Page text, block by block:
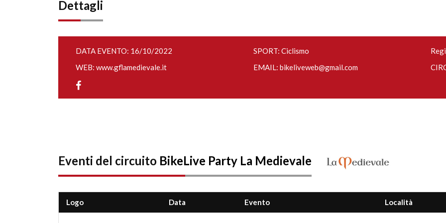
Dettagli
DATA EVENTO: 16/10/2022 SPORT: Ciclismo
WEB: www.gflamedievale.it EMAIL: bikeliveweb@gmail.com
Eventi del circuito BikeLive Party La Medievale
Logo Data Evento Località